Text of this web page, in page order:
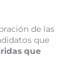
de las
que
que